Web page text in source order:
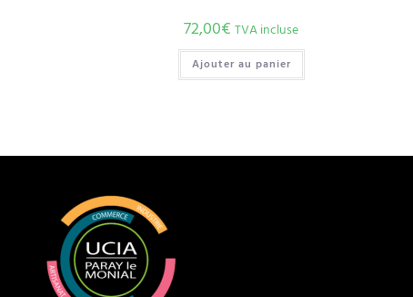
72,00€ TVA incluse
Ajouter au panier